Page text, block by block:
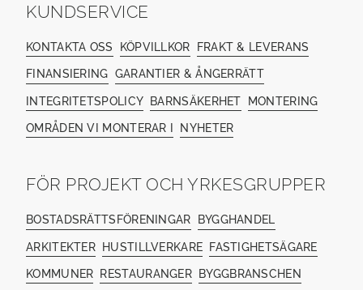
KUNDSERVICE
KONTAKTA OSS KÖPVILLKOR FRAKT & LEVERANS
FINANSIERING GARANTIER & ÅNGERRÄTT
INTEGRITETSPOLICY BARNSÄKERHET MONTERING
OMRÅDEN VI MONTERAR I NYHETER
FÖR PROJEKT OCH YRKESGRUPPER
BOSTADSRÄTTSFÖRENINGAR BYGGHANDEL
ARKITEKTER HUSTILLVERKARE FASTIGHETSÄGARE
KOMMUNER RESTAURANGER BYGGBRANSCHEN